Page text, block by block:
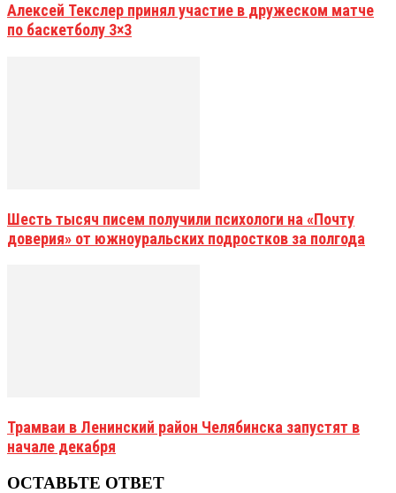
Алексей Текслер принял участие в дружеском матче
по баскетболу 3×3
Шесть тысяч писем получили психологи на «Почту
доверия» от южноуральских подростков за полгода
Трамваи в Ленинский район Челябинска запустят в
начале декабря
ОСТАВЬТЕ ОТВЕТ